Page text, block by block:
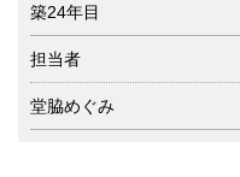
築24年目
担当者
堂脇めぐみ